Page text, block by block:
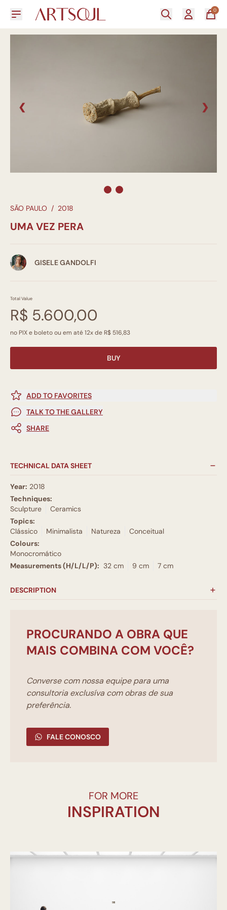
0
❮ ❯
SÃO PAULO / 2018
UMA VEZ PERA
GISELE GANDOLFI
Total Value
R$ 5.600,00
no PIX e boleto ou em até 12x de R$ 516,83
BUY
ADD TO FAVORITES
TALK TO THE GALLERY
SHARE
TECHNICAL DATA SHEET
Year: 2018
Techniques:
Sculpture
Ceramics
Topics:
Clássico
Minimalista Natureza
Conceitual
Colours:
Monocromático
Measurements (H/L/L/P): 32 cm 9 cm 7 cm
DESCRIPTION
PROCURANDO A OBRA QUE
MAIS COMBINA COM VOCÊ?
Converse com nossa equipe para uma
consultoria exclusíva com obras de sua
preferência.
FALE CONOSCO
FOR MORE
INSPIRATION